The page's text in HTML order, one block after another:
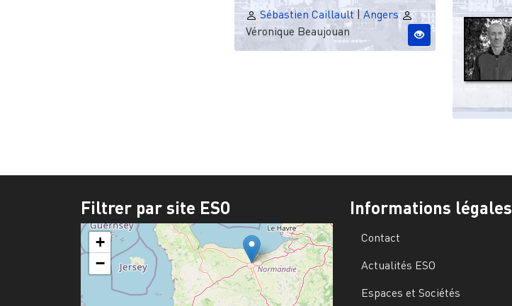
Sébastien Caillault|Angers
Véronique Beaujouan
Filtrer par site ESO
+
−
Informations légales
Contact
Actualités ESO
Espaces et Sociétés